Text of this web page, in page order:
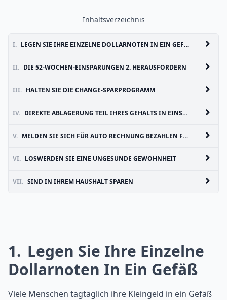
Inhaltsverzeichnis
I. LEGEN SIE IHRE EINZELNE DOLLARNOTEN IN EIN GEFÄSS
II. DIE 52-WOCHEN-EINSPARUNGEN 2. HERAUSFORDERN
III. HALTEN SIE DIE CHANGE-SPARPROGRAMM
IV. DIREKTE ABLAGERUNG TEIL IHRES GEHALTS IN EINSPARUNGEN
V. MELDEN SIE SICH FÜR AUTO RECHNUNG BEZAHLEN FÜR VERBILLIGTE TARIFE
VI. LOSWERDEN SIE EINE UNGESUNDE GEWOHNHEIT
VII. SIND IN IHREM HAUSHALT SPAREN
1
Legen Sie Ihre Einzelne
Dollarnoten In Ein Gefäß
Viele Menschen tagtäglich ihre Kleingeld in ein Gefäß